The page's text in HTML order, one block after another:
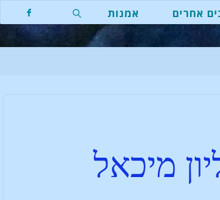
אחרים אמנות
מיכאל